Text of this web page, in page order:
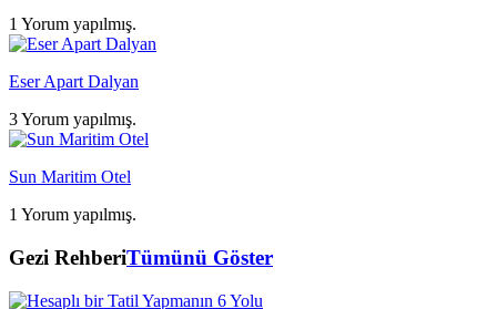
1 Yorum yapılmış.
Eser Apart Dalyan
3 Yorum yapılmış.
Sun Maritim Otel
1 Yorum yapılmış.
Gezi RehberiTümünü Göster